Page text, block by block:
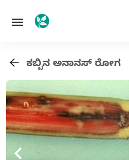
ಕಬ್ಬಿನ ಅನಾನಸ್ ರೋಗ